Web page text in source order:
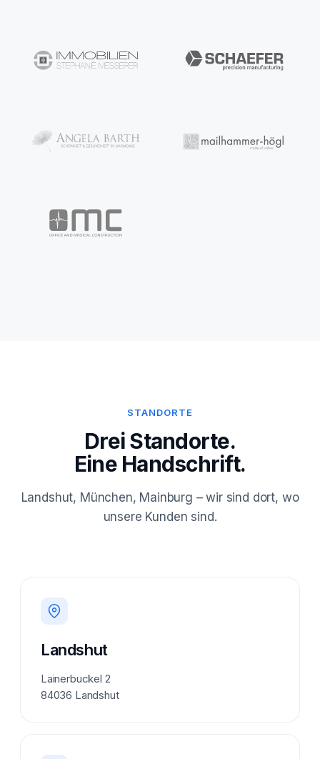
STANDORTE
Drei Standorte.
Eine Handschrift.
Landshut, München, Mainburg – wir sind dort, wo
unsere Kunden sind.
Landshut
Lainerbuckel 2
84036 Landshut